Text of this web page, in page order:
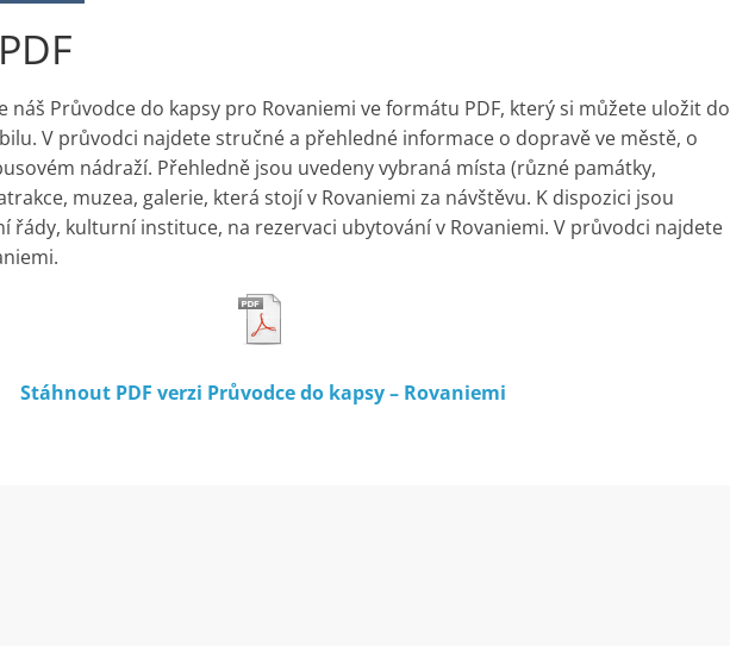
náš Průvodce do kapsy pro Rovaniemi ve formátu PDF, který si můžete uložit do
V průvodci najdete stručné a přehledné informace o dopravě ve městě, o
nádraží. Přehledně jsou uvedeny vybraná místa (různé památky,
muzea, galerie, která stojí v Rovaniemi za návštěvu. K dispozici jsou
řády, kulturní instituce, na rezervaci ubytování v Rovaniemi. V průvodci najdete
Stáhnout PDF verzi Průvodce do kapsy – Rovaniemi